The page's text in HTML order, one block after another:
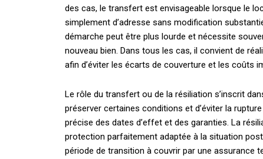
des cas, le transfert est envisageable lorsque le
simplement d’adresse sans modification
démarche peut être plus lourde et nécessite
nouveau bien. Dans tous les cas, il convient de
afin d’éviter les écarts de couverture et les coûts
Le rôle du transfert ou de la résiliation s’inscrit
préserver certaines conditions et d’éviter la
précise des dates d’effet et des garanties. La
protection parfaitement adaptée à la situation
période de transition à couvrir par une assurance